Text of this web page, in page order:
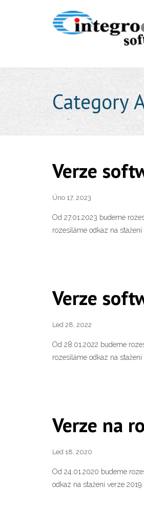
Category
Verze
Úno 17, 2023
Od 27.01.2023 budeme
rozesíláme odkaz na
Verze
Led 28, 2022
Od 28.01.2022 budeme
rozesíláme odkaz na
Verze na
Led 18, 2020
Od 24.01.2020 budeme
odkaz na stažení verze